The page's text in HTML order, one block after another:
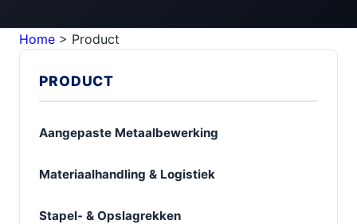
Home > Product
PRODUCT
Aangepaste Metaalbewerking
Materiaalhandling & Logistiek
Stapel- & Opslagrekken